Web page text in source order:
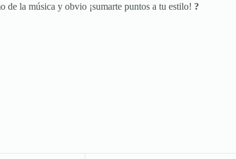
la música y obvio ¡sumarte puntos a tu estilo! ?